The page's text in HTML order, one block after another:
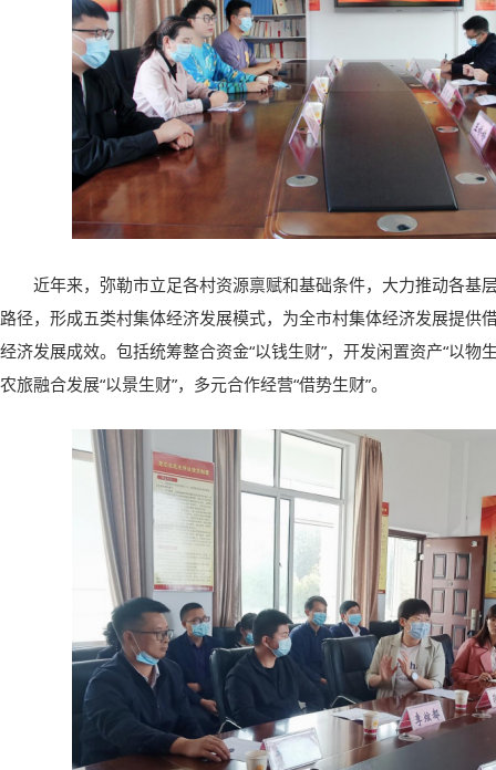
近年来，弥勒市立足各村资源禀赋和基础条件，大力推动各基
路径，形成五类村集体经济发展模式，为全市村集体经济发展提供
经济发展成效。包括统筹整合资金“以钱生财”，开发闲置资产“以物
农旅融合发展“以景生财”，多元合作经营“借势生财”。